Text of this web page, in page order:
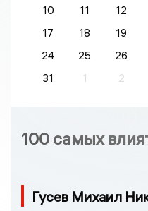
10 11 12
17
18 19
24
25 26
31
1 2
100 самых
Гусев Михаил